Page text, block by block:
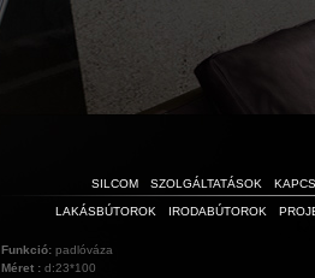
SILCOM SZOLGÁLTATÁSOK
LAKÁSBÚTOROK IRODABÚTOROK
Funkció: padlóváza
Méret : d:23*100